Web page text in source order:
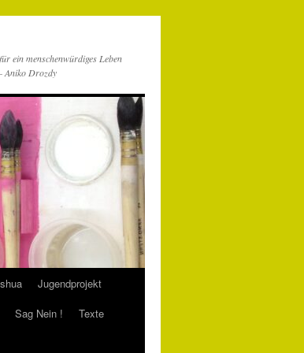
ein menschenwürdiges Leben
Aniko Drozdy
Jugendprojekt
Sag Nein !
Texte